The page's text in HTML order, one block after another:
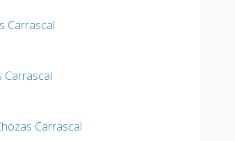
Carrascal
Carrascal
Carrascal